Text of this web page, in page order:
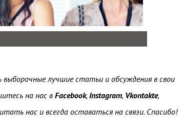
выборочные лучшие статьи и обсуждения в свои
на нас в Facebook, Instagram, Vkontakte,
нас и всегда оставаться на связи. Спасибо!